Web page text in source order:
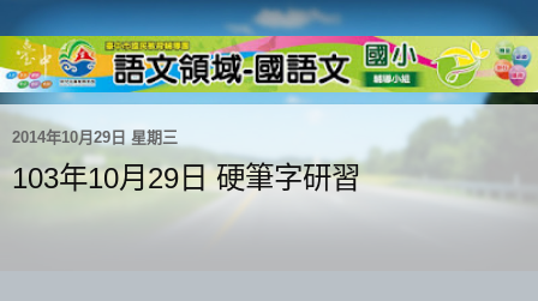
2014年10月29日 星期三
103年10月29日 硬筆字研習